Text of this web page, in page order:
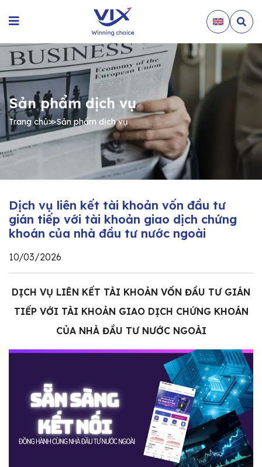
Sản phẩm dịch vụ
Trang chủ≫Sản phẩm dịch vụ
Dịch vụ liên kết tài khoản vốn đầu tư
gián tiếp với tài khoản giao dịch chứng
khoán của nhà đầu tư nước ngoài
10/03/2026
DỊCH VỤ LIÊN KẾT TÀI KHOẢN VỐN ĐẦU TƯ GIÁN
TIẾP VỚI TÀI KHOẢN GIAO DỊCH CHỨNG KHOÁN
CỦA NHÀ ĐẦU TƯ NƯỚC NGOÀI